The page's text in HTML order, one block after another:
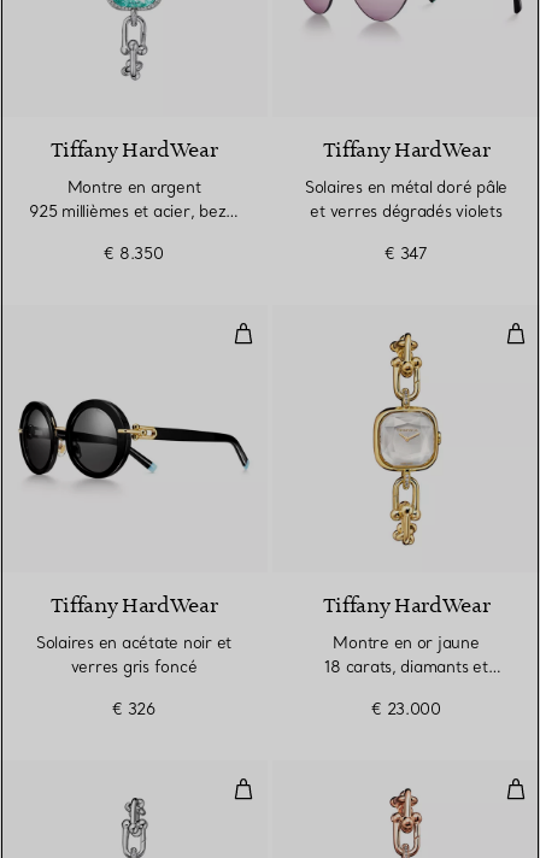
Tiffany HardWear
Montre en argent
925 millièmes et acier, bezel
€ 8.350
Tiffany HardWear
Solaires en métal doré pâle
et verres dégradés violets
€ 347
Solaires en acétate noir et
Tiffany HardWear
Solaires en acétate noir et
verres gris foncé
€ 326
Tiffany HardWear
Montre en or jaune
18 carats, diamants et
€ 23.000
Montre en argent 925